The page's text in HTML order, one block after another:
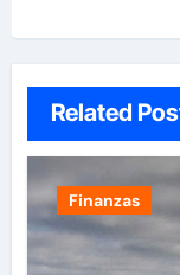
Related
Finanzas